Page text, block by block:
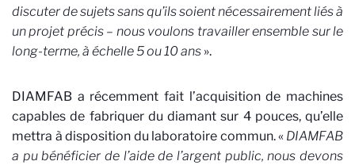
discuter de sujets sans qu’ils soient nécessairement liés à
un projet précis – nous voulons travailler ensemble sur le
long-terme, à échelle 5 ou 10 ans ».
DIAMFAB a récemment fait l’acquisition de machines
capables de fabriquer du diamant sur 4 pouces, qu’elle
mettra à disposition du laboratoire commun. « DIAMFAB
a pu bénéficier de l’aide de l’argent public, nous devons